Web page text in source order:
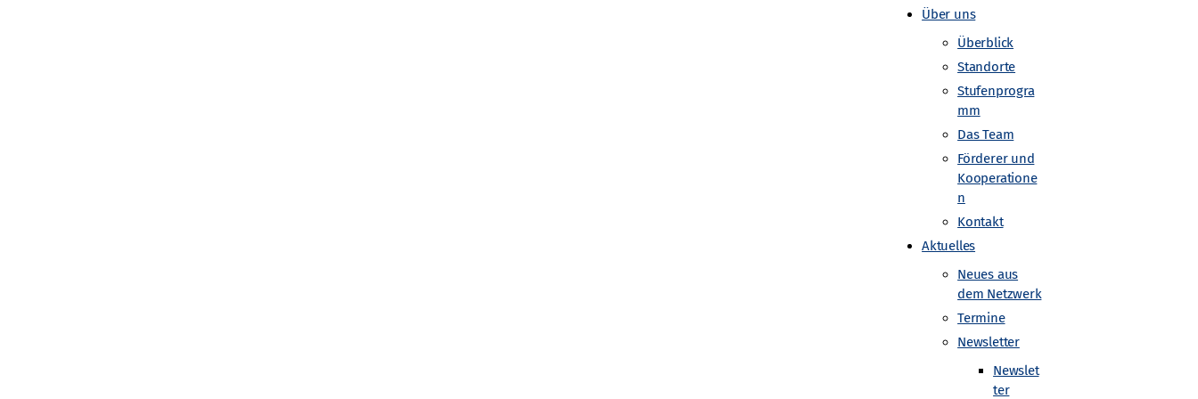
Über uns
Überblick
Standorte
Stufenprogra
mm
Das Team
Förderer und
Kooperatione
n
Kontakt
Aktuelles
Neues aus
dem Netzwerk
Termine
Newsletter
Newslet
ter